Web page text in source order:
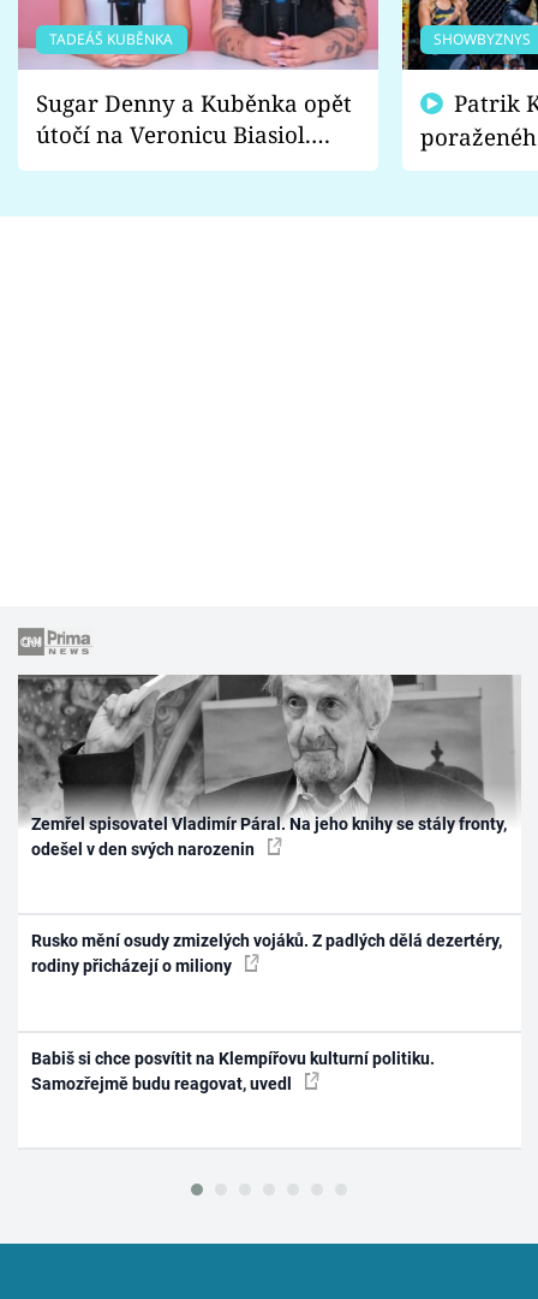
TADEÁŠ KUBĚNKA
Sugar Denny a Kuběnka opět
útočí na Veronicu Biasiol.
Proč je podle nich falešná a
SHOWBYZNYS
fanoušci
Zemřel spisovatel Vladimír Páral. Na jeho knihy se stály fronty,
odešel v den svých narozenin
Rusko mění osudy zmizelých vojáků. Z padlých dělá dezertéry,
rodiny přicházejí o miliony
Babiš si chce posvítit na Klempířovu kulturní politiku.
Samozřejmě budu reagovat, uvedl